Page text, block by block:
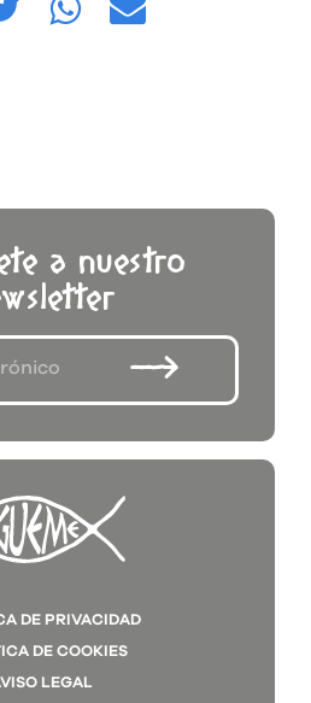
a nuestro
DE PRIVACIDAD
DE COOKIES
LEGAL